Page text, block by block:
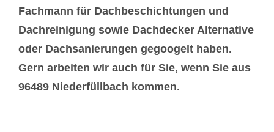
Fachmann für Dachbeschichtungen und
Dachreinigung sowie Dachdecker Alternative
oder Dachsanierungen gegoogelt haben.
Gern arbeiten wir auch für Sie, wenn Sie aus
96489 Niederfüllbach kommen.